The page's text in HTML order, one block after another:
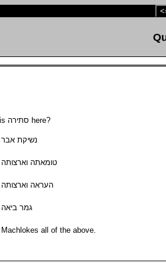
How long is סתירה here?
נשיקת אבר
טומאתה וארצותה
העראה וארצותה
גמר ביאה
Machlokes all of the above.